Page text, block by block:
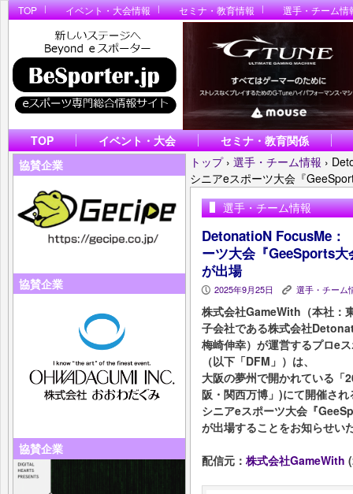
TOP イベント・大会情報 セミナ・教育情報 選手・チーム情
TOP イベント・大会
セミナ・教育関係
協賛企業
協賛企業
協賛企業
トップ › 選手・チーム情報 ›
シニアeスポーツ大会『
選手・チーム情報
DetonatioN FocusMe：
ーツ大会『GeeSports
が出場
P 2025年9月25日 K 選手・チーム
株式会社GameWith（本社：
子会社である株式会社
梅崎伸幸）が運営するプロe
（以下「DFM」）は、
大阪の夢州で開かれている「
阪・関西万博」)にて開催され
シニアeスポーツ大会『
が出場することをお知らせい
配信元： 株式会社GameWith